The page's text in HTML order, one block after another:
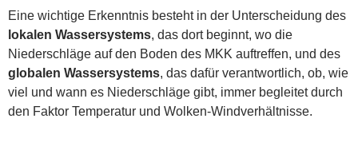
Eine wichtige Erkenntnis besteht in der Unterscheidung des
lokalen Wassersystems, das dort beginnt, wo die
Niederschläge auf den Boden des MKK auftreffen, und des
globalen Wassersystems, das dafür verantwortlich, ob, wie
viel und wann es Niederschläge gibt, immer begleitet durch
den Faktor Temperatur und Wolken-Windverhältnisse.